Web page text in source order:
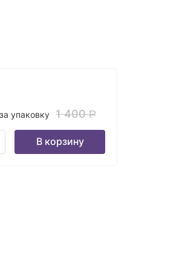
за упаковку 1 400Р
В корзину